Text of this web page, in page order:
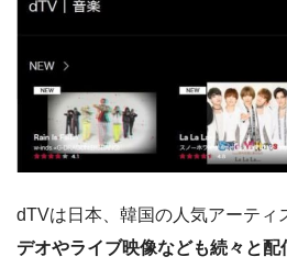
dTVは日本、韓国の人気アーティ
デオやライブ映像なども続々と配